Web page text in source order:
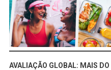
AVALIAÇÃO GLOBAL: MAIS